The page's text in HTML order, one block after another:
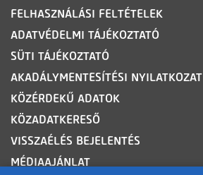
FELHASZNÁLÁSI FELTÉTELEK
ADATVÉDELMI TÁJÉKOZTATÓ
SÜTI TÁJÉKOZTATÓ
AKADÁLYMENTESÍTÉSI NYILATKOZAT
KÖZÉRDEKŰ ADATOK
KÖZADATKERESŐ
VISSZAÉLÉS BEJELENTÉS
MÉDIAAJÁNLAT